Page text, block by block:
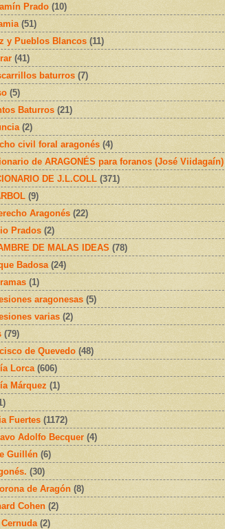
Prado (10)
(51)
y Pueblos Blancos (11)
(41)
baturros (7)
(5)
Baturros (21)
(2)
civil foral aragonés (4)
de ARAGONÉS para foranos (José Viidagaín)
DE J.L.COLL (371)
(9)
Aragonés (22)
Prados (2)
DE MALAS IDEAS (78)
Badosa (24)
(1)
aragonesas (5)
varias (2)
(79)
de Quevedo (48)
Lorca (606)
Márquez (1)
Fuertes (1172)
Adolfo Becquer (4)
Guillén (6)
(30)
de Aragón (8)
Cohen (2)
(2)